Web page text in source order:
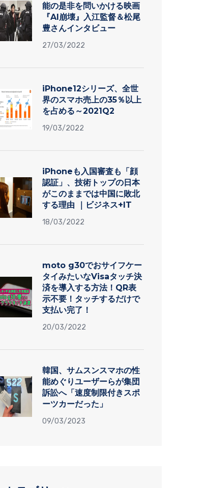
能の是非を問いかける映画
『AI崩壊』入江監督＆松尾
豊さんインタビュー
27/03/2022
iPhone12シリーズ、全世
界のスマホ売上の35％以上
を占める～2021Q2
19/03/2022
iPhoneも入国審査も「顔
認証」、技術トップの日本
がこのままでは中国に敗北
する理由 ｜ビジネス+IT
18/03/2022
moto g30でおサイフケー
タイみたいなVisaタッチ決
済を導入する方法！QR表
示不要！タッチするだけで
支払い完了！
20/03/2022
韓国、サムスンスマホの性
能めぐりユーザーらが集団
訴訟へ「速度制限付きスポ
ーツカーだった」
09/03/2023